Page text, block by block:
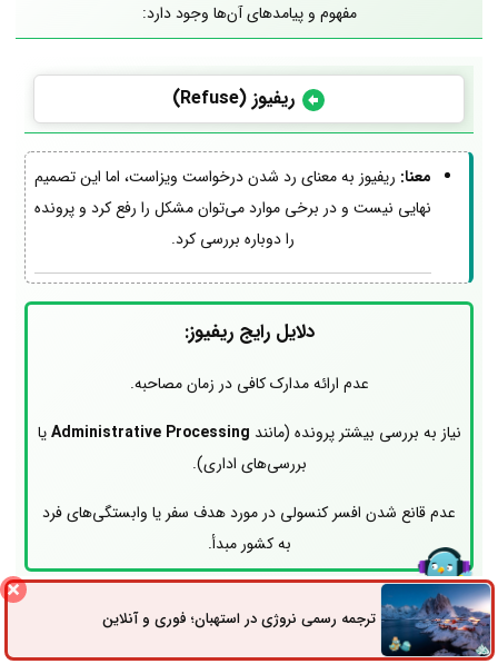
مفهوم و پیامدهای آن‌ها وجود دارد:
ریفیوز (Refuse)
معنا: ریفیوز به معنای رد شدن درخواست ویزاست، اما این تصمیم
نهایی نیست و در برخی موارد می‌توان مشکل را رفع کرد و پرونده
را دوباره بررسی کرد.
دلایل رایج ریفیوز:
عدم ارائه مدارک کافی در زمان مصاحبه.
نیاز به بررسی بیشتر پرونده (مانند Administrative Processingیا
بررسی‌های اداری).
عدم قانع شدن افسر کنسولی در مورد هدف سفر یا وابستگی‌های فرد
به کشور مبدأ.
قوانین مرتبط:در مواردی که نواقص پرونده وجود داشته باشد،
درخواست ممکن است به دلیل نقص مدارک ریجکت شود و
ترجمه رسمی نروژی در استهبان؛ فوری و آنلاینثبت سفارش راه های ارتباطی